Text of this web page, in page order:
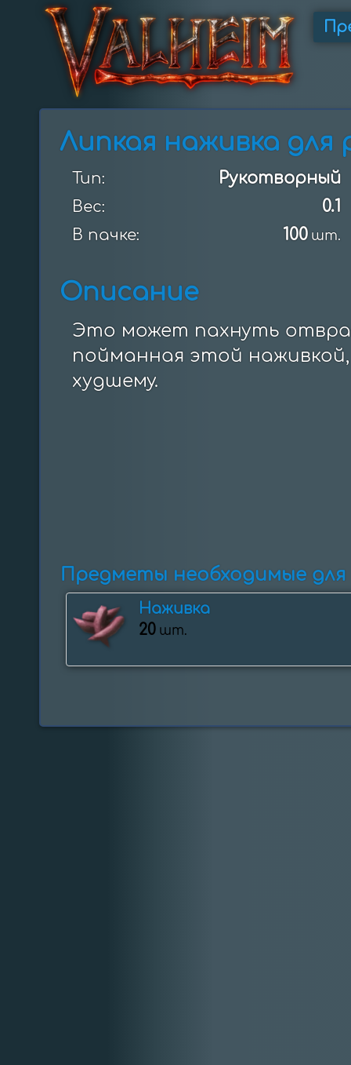
Липкая наживка для
Тип: Рукотворный
Вес: 0.1
В пачке: 100 шт.
Описание
Это может пахнуть
пойманная этой
худшему.
Предметы необходимые
Наживка
20 шт.